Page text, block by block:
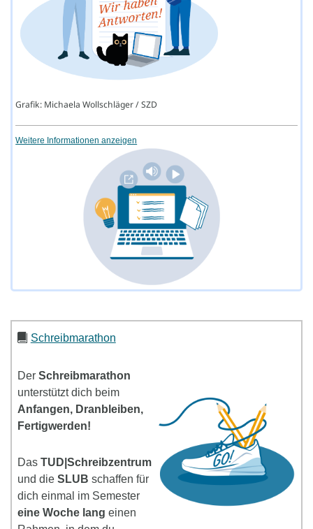
Grafik: Michaela Wollschläger / SZD
Weitere Informationen anzeigen
Schreibmarathon
Der Schreibmarathon
unterstützt dich beim
Anfangen, Dranbleiben,
Fertigwerden!
Das TUD|Schreibzentrum
und die SLUB schaffen für
dich einmal im Semester
eine Woche lang einen